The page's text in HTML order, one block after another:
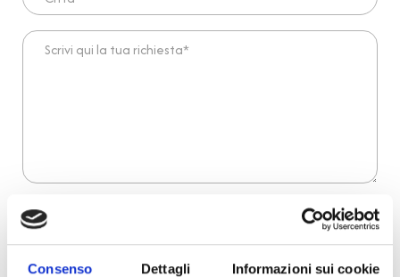
Consenso Dettagli Informazioni sui cookie
Scrivi qui la tua richiesta*
Desidero iscrivermi alla newsletter e
autorizzo al trattamento dei miei dati personali.
* Campi obbligatori